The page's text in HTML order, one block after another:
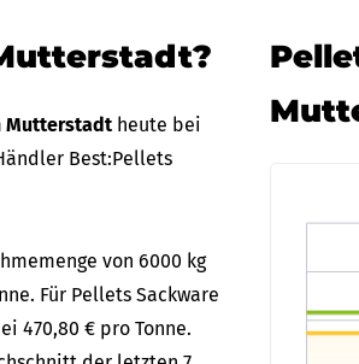
+2 Weitere Zahlarten
Rechnung
+1 Weitere Zahlarten
Mutterstadt heute bei
Best:Pellets
von 6000 kg
Für Pellets Sackware
470,80 € pro Tonne.